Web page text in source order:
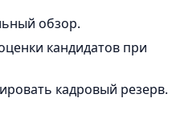
обзор.
кандидатов при
кадровый резерв.